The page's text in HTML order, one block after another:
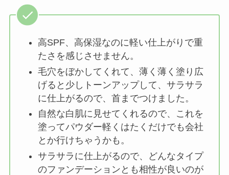
高SPF、高保湿なのに軽い仕上がりで重
たさを感じさせません。
毛穴をぼかしてくれて、薄く薄く塗り広
げると少しトーンアップして、サラサラ
に仕上がるので、首までつけました。
自然な白肌に見せてくれるので、これを
塗ってパウダー軽くはたくだけでも会社
とか行けちゃうかも。
サラサラに仕上がるので、どんなタイプ
のファンデーションとも相性が良いのが